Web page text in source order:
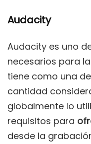
Audacity
Audacity es uno
necesarios para
tiene como una
cantidad
globalmente lo
requisitos para
desde la